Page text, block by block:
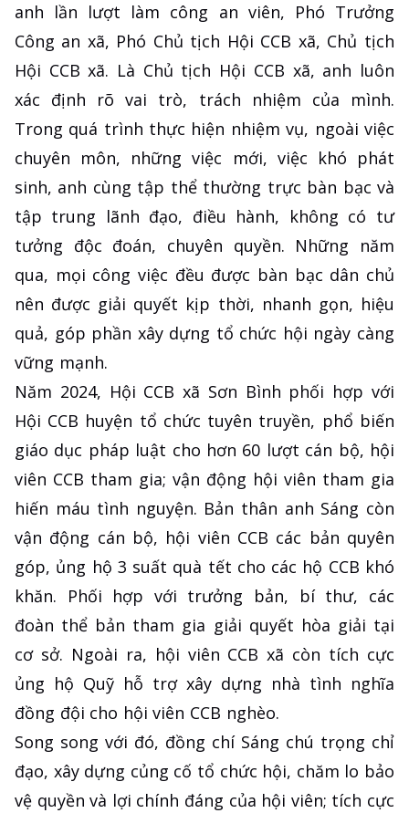
anh lần lượt làm công an viên, Phó Trưởng
Công an xã, Phó Chủ tịch Hội CCB xã, Chủ tịch
Hội CCB xã. Là Chủ tịch Hội CCB xã, anh luôn
xác định rõ vai trò, trách nhiệm của mình.
Trong quá trình thực hiện nhiệm vụ, ngoài việc
chuyên môn, những việc mới, việc khó phát
sinh, anh cùng tập thể thường trực bàn bạc và
tập trung lãnh đạo, điều hành, không có tư
tưởng độc đoán, chuyên quyền. Những năm
qua, mọi công việc đều được bàn bạc dân chủ
nên được giải quyết kịp thời, nhanh gọn, hiệu
quả, góp phần xây dựng tổ chức hội ngày càng
vững mạnh.
Năm 2024, Hội CCB xã Sơn Bình phối hợp với
Hội CCB huyện tổ chức tuyên truyền, phổ biến
giáo dục pháp luật cho hơn 60 lượt cán bộ, hội
viên CCB tham gia; vận động hội viên tham gia
hiến máu tình nguyện. Bản thân anh Sáng còn
vận động cán bộ, hội viên CCB các bản quyên
góp, ủng hộ 3 suất quà tết cho các hộ CCB khó
khăn. Phối hợp với trưởng bản, bí thư, các
đoàn thể bản tham gia giải quyết hòa giải tại
cơ sở. Ngoài ra, hội viên CCB xã còn tích cực
ủng hộ Quỹ hỗ trợ xây dựng nhà tình nghĩa
đồng đội cho hội viên CCB nghèo.
Song song với đó, đồng chí Sáng chú trọng chỉ
đạo, xây dựng củng cố tổ chức hội, chăm lo bảo
vệ quyền và lợi chính đáng của hội viên; tích cực